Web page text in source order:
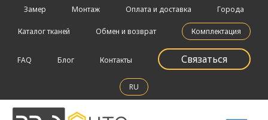
Замер Монтаж Оплата и доставка Города
Каталог тканей Обмен и возврат Комплектация
FAQ Блог Контакты Связаться
RU